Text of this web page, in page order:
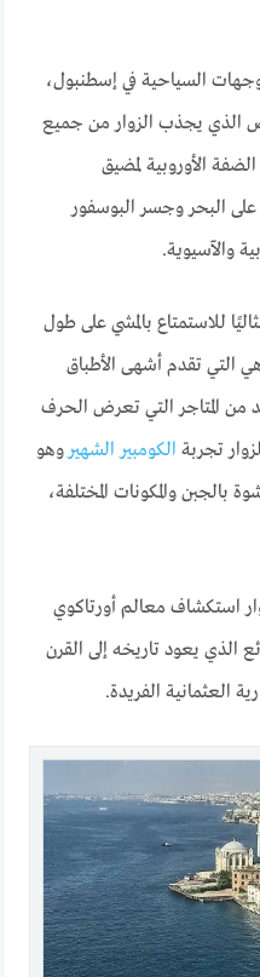
السياحية في إسطنبول،
الذي يجذب الزوار من جميع
الأوروبية لمضيق
على البحر وجسر البوسفور
والآسيوية.
للاستمتاع بالمشي على طول
التي تقدم أشهى الأطباق
من المتاجر التي تعرض الحرف
تجربة الكومبير الشهيروهو
والمكونات المختلفة،
استكشاف معالم أورتاكوي
الذي يعود تاريخه إلى القرن
العثمانية الفريدة.